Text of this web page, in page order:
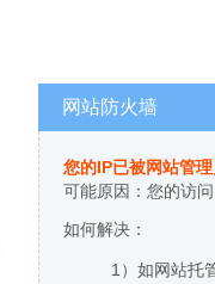
网站防火墙
您的IP已被网站管
可能原因：您的访
如何解决：
1）如网站托